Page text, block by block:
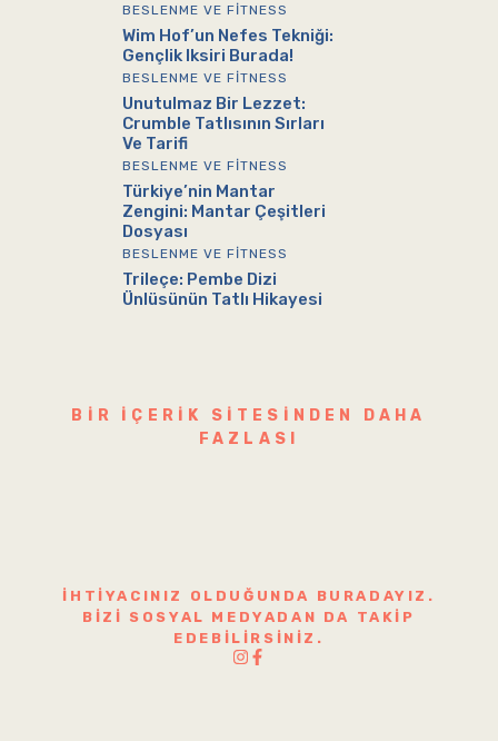
BESLENME VE FITNESS
Wim Hof’un Nefes Tekniği:
Gençlik Iksiri Burada!
BESLENME VE FITNESS
Unutulmaz Bir Lezzet:
Crumble Tatlısının Sırları
Ve Tarifi
BESLENME VE FITNESS
Türkiye’nin Mantar
Zengini: Mantar Çeşitleri
Dosyası
BESLENME VE FITNESS
Trileçe: Pembe Dizi
Ünlüsünün Tatlı Hikayesi
BIR IÇERIK SITESINDEN DAHA
FAZLASI
İHTIYACINIZ OLDUĞUNDA BURADAYIZ.
BIZI SOSYAL MEDYADAN DA TAKIP
EDEBILIRSINIZ.